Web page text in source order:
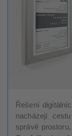
Řešení
nacházejí
správě